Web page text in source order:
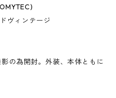
ヴィンテージ
為開封。外装、本体ともに